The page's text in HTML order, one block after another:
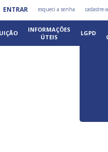
ENTRAR esqueci a senha cadastre-
INFORMAÇÕES
ÚTEIS
LGPD